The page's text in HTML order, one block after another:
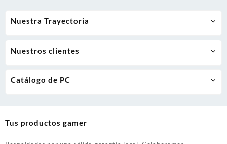
Nuestra Trayectoria
Nuestros clientes
Catálogo de PC
Tus productos gamer